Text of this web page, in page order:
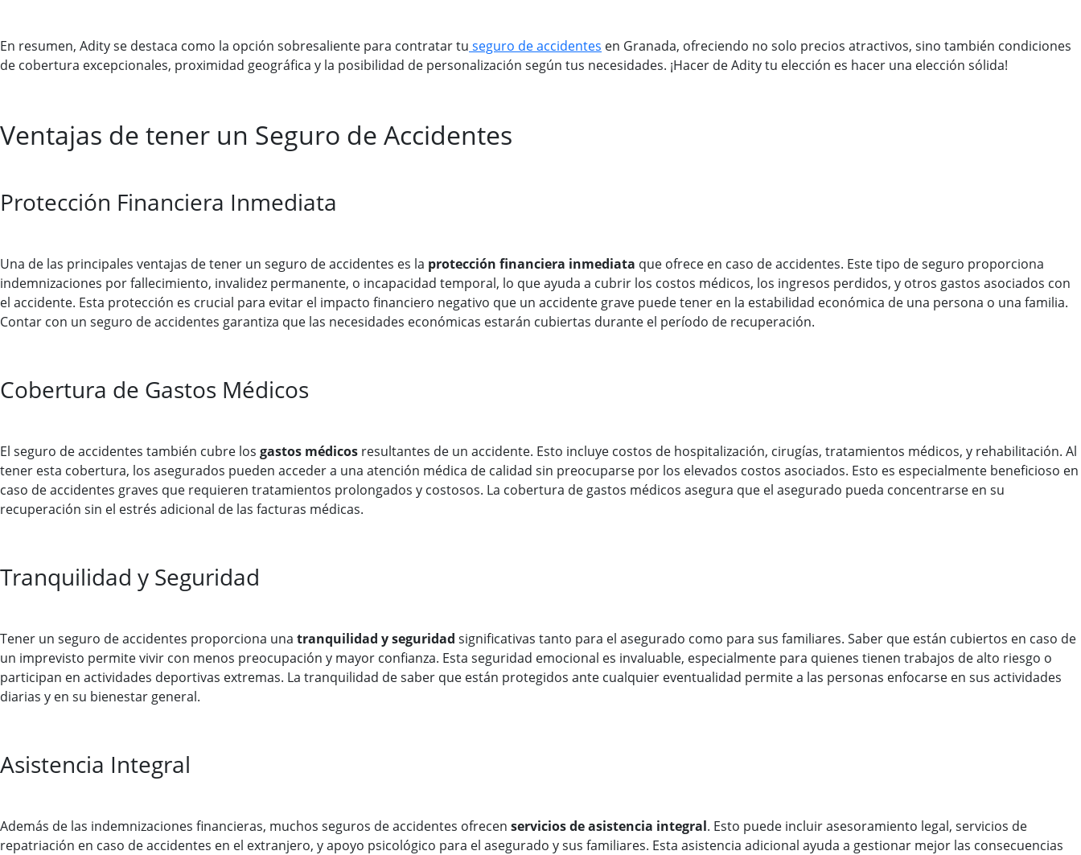
En resumen, Adity se destaca como la opción sobresaliente para contratar tu seguro de accidentes en Granada, ofreciendo no solo precios atractivos, sino también condiciones
de cobertura excepcionales, proximidad geográfica y la posibilidad de personalización según tus necesidades. ¡Hacer de Adity tu elección es hacer una elección sólida!
Ventajas de tener un Seguro de Accidentes
Protección Financiera Inmediata
Una de las principales ventajas de tener un seguro de accidentes es la protección financiera inmediata que ofrece en caso de accidentes. Este tipo de seguro proporciona
indemnizaciones por fallecimiento, invalidez permanente, o incapacidad temporal, lo que ayuda a cubrir los costos médicos, los ingresos perdidos, y otros gastos asociados con
el accidente. Esta protección es crucial para evitar el impacto financiero negativo que un accidente grave puede tener en la estabilidad económica de una persona o una familia.
Contar con un seguro de accidentes garantiza que las necesidades económicas estarán cubiertas durante el período de recuperación.
Cobertura de Gastos Médicos
El seguro de accidentes también cubre los gastos médicos resultantes de un accidente. Esto incluye costos de hospitalización, cirugías, tratamientos médicos, y rehabilitación. Al
tener esta cobertura, los asegurados pueden acceder a una atención médica de calidad sin preocuparse por los elevados costos asociados. Esto es especialmente beneficioso en
caso de accidentes graves que requieren tratamientos prolongados y costosos. La cobertura de gastos médicos asegura que el asegurado pueda concentrarse en su
recuperación sin el estrés adicional de las facturas médicas.
Tranquilidad y Seguridad
Tener un seguro de accidentes proporciona una tranquilidad y seguridad significativas tanto para el asegurado como para sus familiares. Saber que están cubiertos en caso de
un imprevisto permite vivir con menos preocupación y mayor confianza. Esta seguridad emocional es invaluable, especialmente para quienes tienen trabajos de alto riesgo o
participan en actividades deportivas extremas. La tranquilidad de saber que están protegidos ante cualquier eventualidad permite a las personas enfocarse en sus actividades
diarias y en su bienestar general.
Asistencia Integral
Además de las indemnizaciones financieras, muchos seguros de accidentes ofrecen servicios de asistencia integral. Esto puede incluir asesoramiento legal, servicios de
repatriación en caso de accidentes en el extranjero, y apoyo psicológico para el asegurado y sus familiares. Esta asistencia adicional ayuda a gestionar mejor las consecuencias